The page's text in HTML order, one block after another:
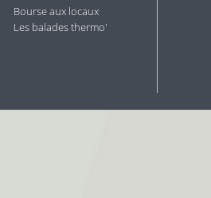
Bourse aux locaux
Les balades thermo'